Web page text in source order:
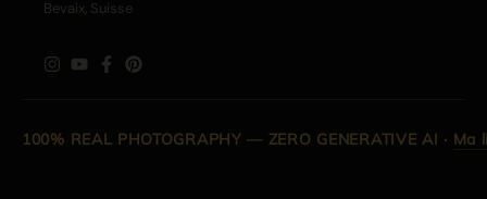
Bevaix, Suisse
100% REAL PHOTOGRAPHY — ZERO GENERATIVE AI · Ma